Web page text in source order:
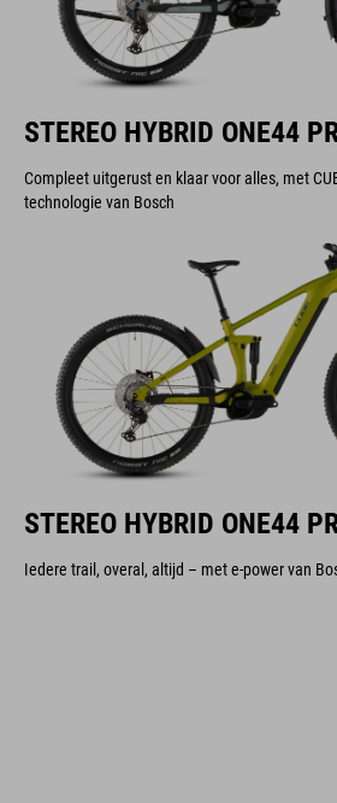
STEREO HYBRID ONE44
Compleet uitgerust en klaar voor alles, met
technologie van Bosch
STEREO HYBRID ONE44
Iedere trail, overal, altijd – met e-power van